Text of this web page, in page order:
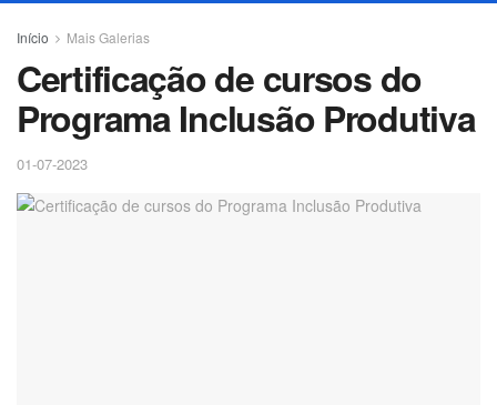
Início Mais Galerias
Certificação de cursos do
Programa Inclusão Produtiva
01-07-2023